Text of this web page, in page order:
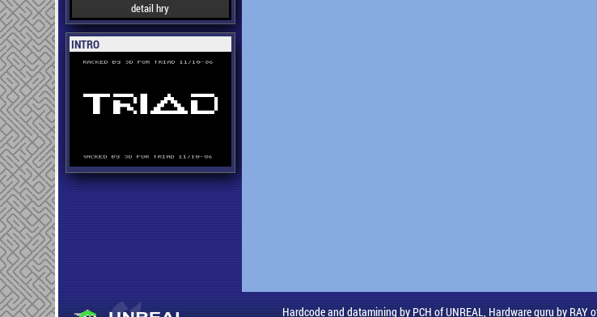
detail hry
INTRO
Hardcode and datamining by PCH of UNREAL, Hardware guru by RAY